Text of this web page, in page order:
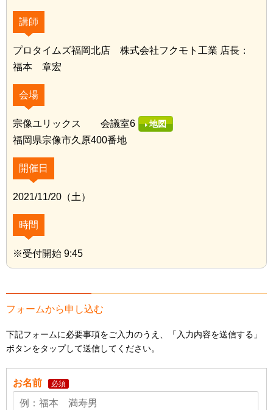
講師
プロタイムズ福岡北店 株式会社フクモト工業 店長：
福本 章宏
会場
宗像ユリックス 会議室6 地図
福岡県宗像市久原400番地
開催日
2021/11/20（土）
時間
※受付開始 9:45
フォームから申し込む
下記フォームに必要事項をご入力のうえ、「入力内容を送信する」
ボタンをタップして送信してください。
お名前 必須